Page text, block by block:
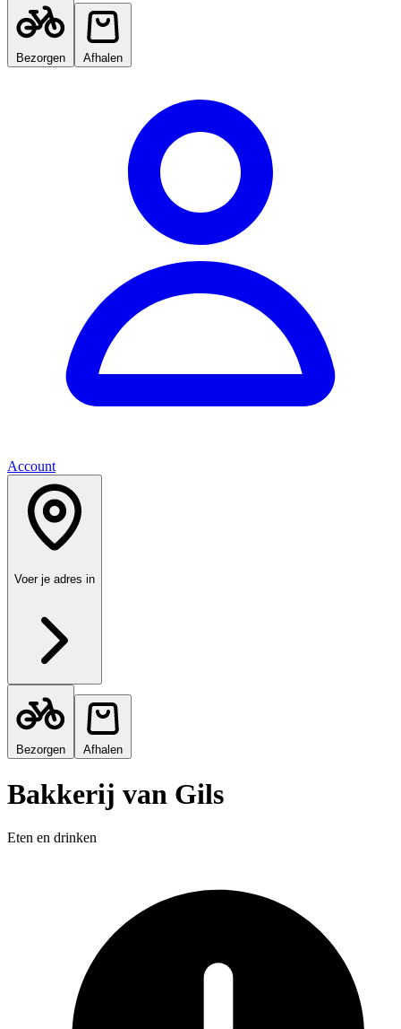
Bezorgen Afhalen
Account
Voer je adres in
Bezorgen Afhalen
Bakkerij van Gils
Eten en drinken